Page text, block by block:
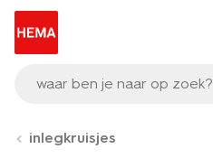
waar ben je naar op zoek?
inlegkruisjes